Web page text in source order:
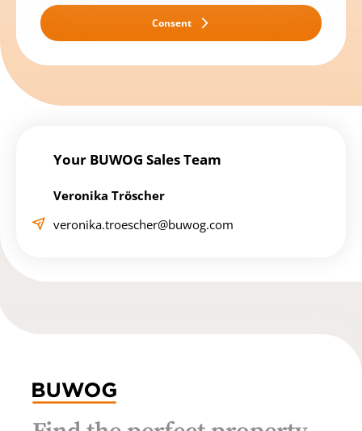
Consent
Your BUWOG Sales Team
Veronika Tröscher
veronika.troescher@buwog.com